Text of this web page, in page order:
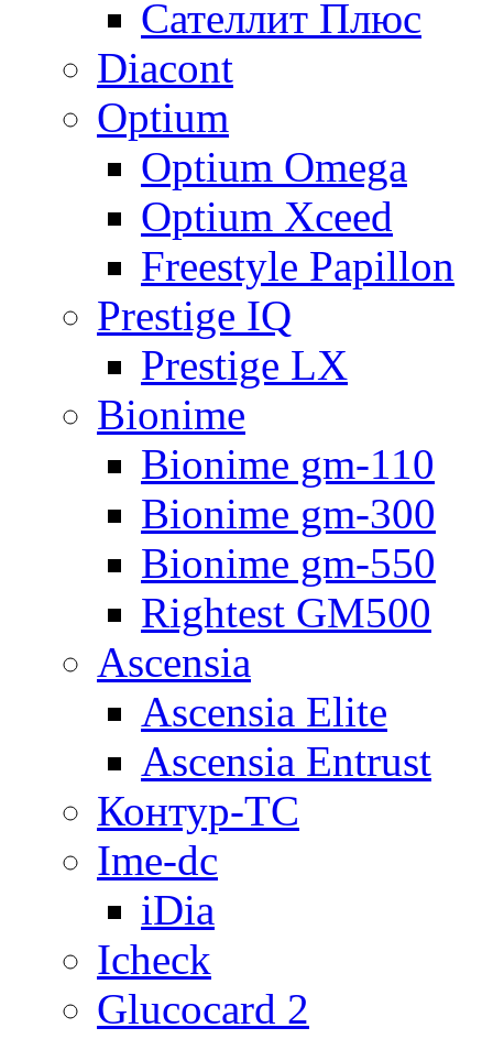
Сателлит Плюс
Diacont
Optium
Optium Omega
Optium Xceed
Freestyle Papillon
Prestige IQ
Prestige LX
Bionime
Bionime gm-110
Bionime gm-300
Bionime gm-550
Rightest GM500
Ascensia
Ascensia Elite
Ascensia Entrust
Контур-ТС
Ime-dc
iDia
Icheck
Glucocard 2